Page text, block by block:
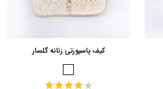
کیف پاسپورتی زنانه گلسار